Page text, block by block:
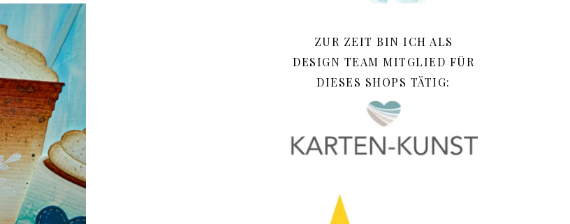
ZUR ZEIT BIN ICH ALS
DESIGN TEAM MITGLIED FÜR
DIESES SHOPS TÄTIG: